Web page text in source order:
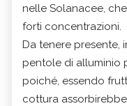
nelle Solanacee,
forti concentrazioni.
Da tenere presente,
pentole di alluminio
poiché, essendo
cottura